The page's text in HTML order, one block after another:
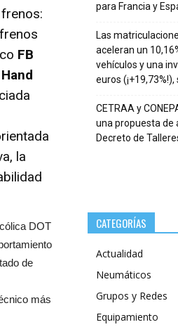
FB
la
DOT
de
más
para Francia y
Las
aceleran un
vehículos y una
euros (¡+19,73%!),
CETRAA y
una propuesta de
Decreto de
CATEGORÍAS
Actualidad
Neumáticos
Grupos y Redes
Equipamiento